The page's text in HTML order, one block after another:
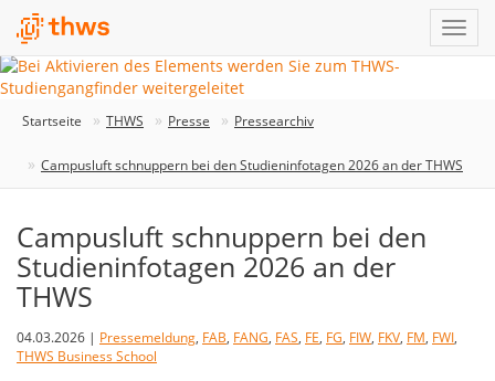
Startseite THWS Presse Pressearchiv
Campusluft schnuppern bei den Studieninfotagen 2026 an der THWS
Campusluft schnuppern bei den
Studieninfotagen 2026 an der
THWS
04.03.2026 | Pressemeldung, FAB, FANG, FAS, FE, FG, FIW, FKV, FM, FWI,
THWS Business School